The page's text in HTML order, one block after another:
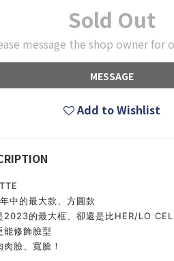
Sold Out
message the shop owner for
MESSAGE
Add to Wishlist
中的最大款、方圓款
2023的最大框、卻還是比HER/LO
能修飾臉型
肉臉、寬臉！